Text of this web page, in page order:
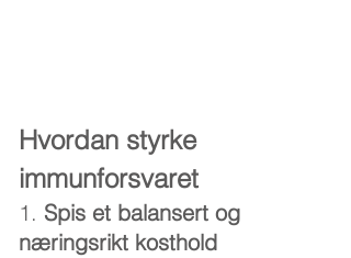
Hvordan styrke
immunforsvaret
1. Spis et balansert og
næringsrikt kosthold